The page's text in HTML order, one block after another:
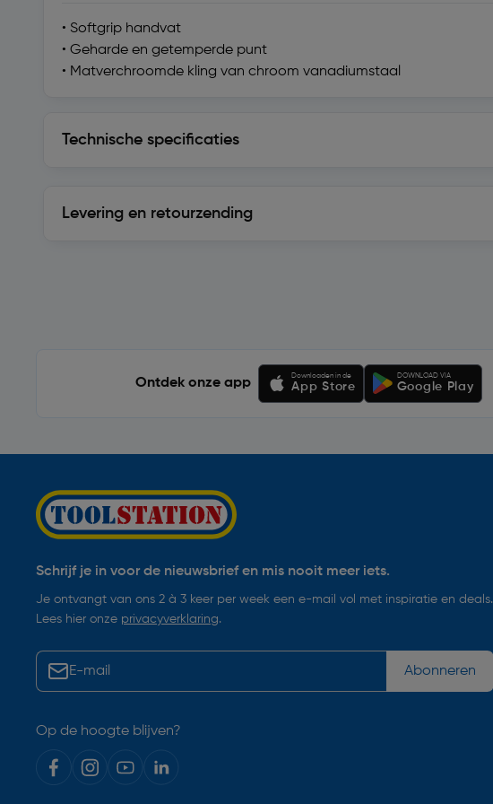
• Softgrip handvat
• Geharde en getemperde punt
• Matverchroomde kling van chroom vanadiumstaal
Technische specificaties
Levering en retourzending
Ontdek onze app
Downloaden in de
App Store
DOWNLOAD VIA
Google Play
Schrijf je in voor de nieuwsbrief en mis nooit meer iets.
Je ontvangt van ons 2 à 3 keer per week een e-mail vol met inspiratie en deals.
Lees hier onze privacyverklaring.
Abonneren
Op de hoogte blijven?